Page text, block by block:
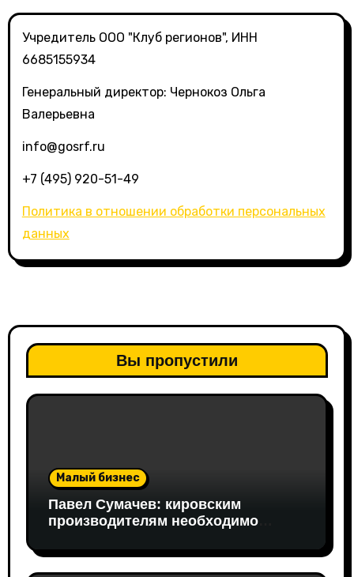
Учредитель ООО "Клуб регионов", ИНН
6685155934
Генеральный директор: Чернокоз Ольга
Валерьевна
info@gosrf.ru
+7 (495) 920-51-49
Политика в отношении обработки персональных
данных
Вы пропустили
Малый бизнес
Павел Сумачев: кировским
производителям необходимо
рынок